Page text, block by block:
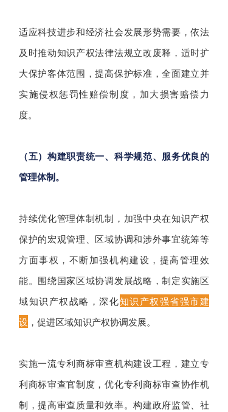
适应科技进步和经济社会发展形势需要，依法
及时推动知识产权法律法规立改废释，适时扩
大保护客体范围，提高保护标准，全面建立并
实施侵权惩罚性赔偿制度，加大损害赔偿力
度。
（五）构建职责统一、科学规范、服务优良的
管理体制。
持续优化管理体制机制，加强中央在知识产权
保护的宏观管理、区域协调和涉外事宜统筹等
方面事权，不断加强机构建设，提高管理效
能。围绕国家区域协调发展战略，制定实施区
域知识产权战略，深化知识产权强省强市建
设 ，促进区域知识产权协调发展。
实施一流专利商标审查机构建设工程，建立专
利商标审查官制度，优化专利商标审查协作机
制，提高审查质量和效率。构建政府监管、社